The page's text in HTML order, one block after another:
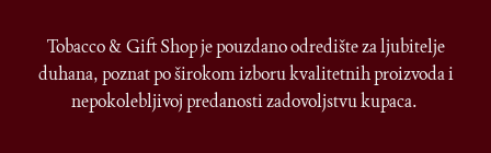
Tobacco & Gift Shop je pouzdano odredište za ljubitelje
duhana, poznat po širokom izboru kvalitetnih proizvoda i
nepokolebljivoj predanosti zadovoljstvu kupaca.